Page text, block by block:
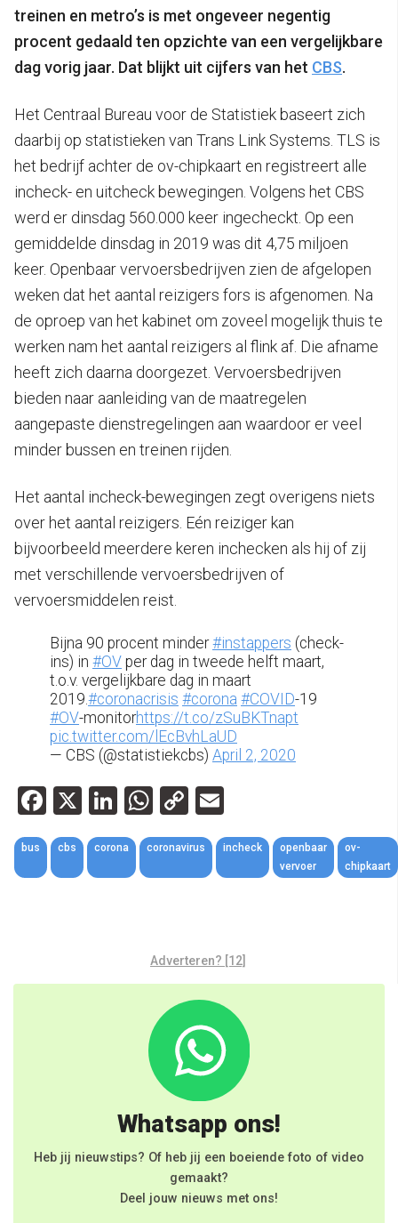
treinen en metro’s is met ongeveer negentig
procent gedaald ten opzichte van een vergelijkbare
dag vorig jaar. Dat blijkt uit cijfers van het CBS.
Het Centraal Bureau voor de Statistiek baseert zich
daarbij op statistieken van Trans Link Systems. TLS is
het bedrijf achter de ov-chipkaart en registreert alle
incheck- en uitcheck bewegingen. Volgens het CBS
werd er dinsdag 560.000 keer ingecheckt. Op een
gemiddelde dinsdag in 2019 was dit 4,75 miljoen
keer. Openbaar vervoersbedrijven zien de afgelopen
weken dat het aantal reizigers fors is afgenomen. Na
de oproep van het kabinet om zoveel mogelijk thuis te
werken nam het aantal reizigers al flink af. Die afname
heeft zich daarna doorgezet. Vervoersbedrijven
bieden naar aanleiding van de maatregelen
aangepaste dienstregelingen aan waardoor er veel
minder bussen en treinen rijden.
Het aantal incheck-bewegingen zegt overigens niets
over het aantal reizigers. Eén reiziger kan
bijvoorbeeld meerdere keren inchecken als hij of zij
met verschillende vervoersbedrijven of
vervoersmiddelen reist.
Bijna 90 procent minder#instappers (check-
ins) in #OV per dag in tweede helft maart,
t.o.v. vergelijkbare dag in maart
2019. #coronacrisis #corona #COVID-19
#OV-monitorhttps://t.co/zSuBKTnapt
pic.twitter.com/lEcBvhLaUD
— CBS (@statistiekcbs) April 2, 2020
Facebook
X LinkedIn
WhatsApp
Copy
Link
bus cbs corona coronavirus incheck
openbaar
vervoer
ov-
chipkaart
Adverteren? [12]
Whatsapp ons!
Heb jij nieuwstips? Of heb jij een boeiende foto of video
gemaakt?
Deel jouw nieuws met ons!